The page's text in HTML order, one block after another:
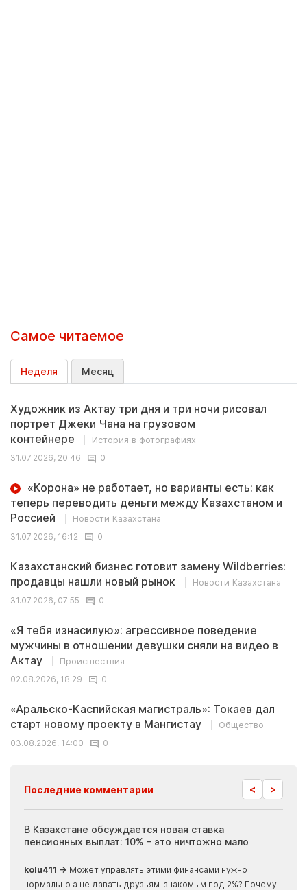
Самое читаемое
Неделя Месяц
Художник из Актау три дня и три ночи рисовал
портрет Джеки Чана на грузовом
контейнере
История в фотографиях
31.07.2026, 20:46
0
«Корона» не работает, но варианты есть: как
теперь переводить деньги между Казахстаном и
Россией
Новости Казахстана
31.07.2026, 16:12
0
Казахстанский бизнес готовит замену Wildberries:
продавцы нашли новый рынок
Новости Казахстана
31.07.2026, 07:55
0
«Я тебя изнасилую»: агрессивное поведение
мужчины в отношении девушки сняли на видео в
Актау
Происшествия
02.08.2026, 18:29
0
«Аральско-Каспийская магистраль»: Токаев дал
старт новому проекту в Мангистау
Общество
03.08.2026, 14:00
0
Последние комментарии < >
В Казахстане обсуждается новая ставка
пенсионных выплат: 10% - это ничтожно мало
kolu411 → Может управлять этими финансами нужно
нормально а не давать друзьям-знакомым под 2%? Почему